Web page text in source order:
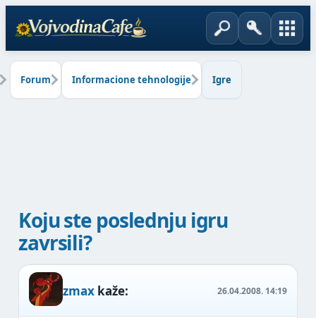
Forum Informacione tehnologije Igre
Koju ste poslednju igru
zavrsili?
zmax kaže: 26.04.2008. 14:19